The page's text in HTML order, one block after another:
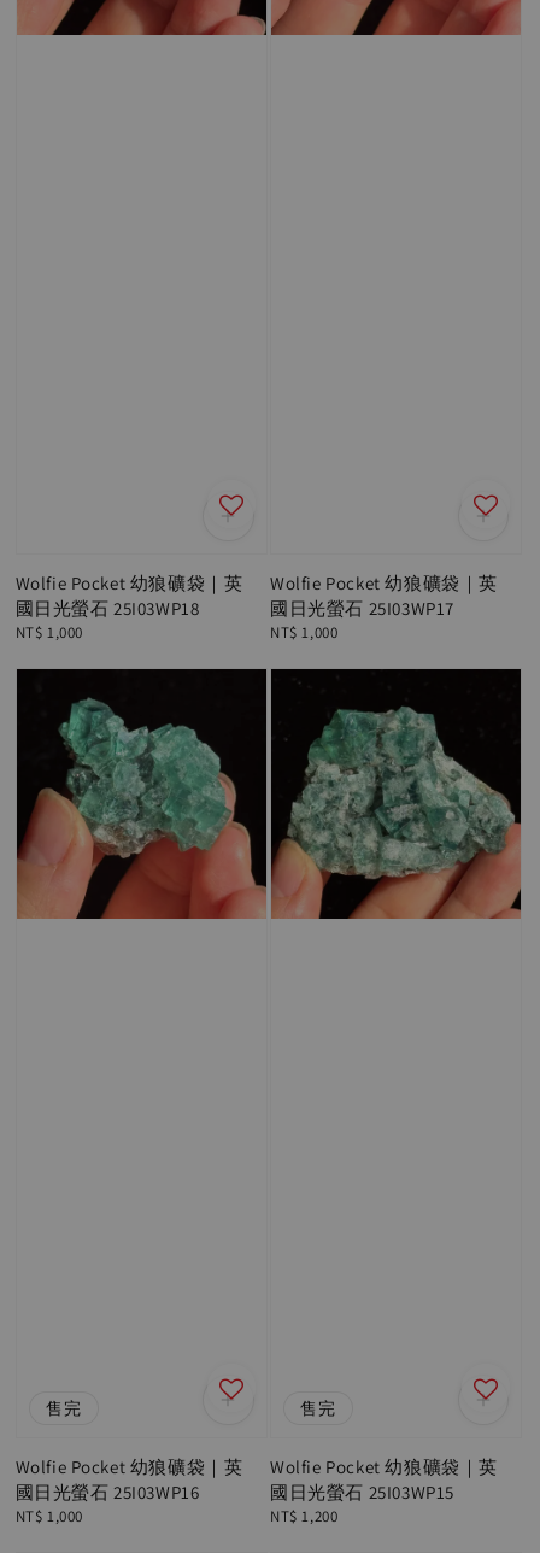
Wolfie Pocket 幼狼礦袋｜英
國日光螢石 25I03WP18
Regular
NT$ 1,000
Wolfie Pocket 幼狼礦袋｜英
國日光螢石 25I03WP17
Regular
NT$ 1,000
售完
Wolfie Pocket 幼狼礦袋｜英
國日光螢石 25I03WP16
Regular
NT$ 1,000
售完
Wolfie Pocket 幼狼礦袋｜英
國日光螢石 25I03WP15
Regular
NT$ 1,200